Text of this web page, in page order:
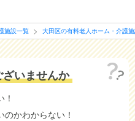
施設一覧 大田区の有料老人ホーム・介護
いませんか
かわからない！